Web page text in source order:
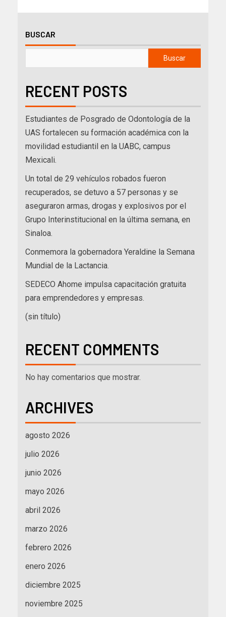
BUSCAR
Buscar
RECENT POSTS
Estudiantes de Posgrado de Odontología de la
UAS fortalecen su formación académica con la
movilidad estudiantil en la UABC, campus
Mexicali.
Un total de 29 vehículos robados fueron
recuperados, se detuvo a 57 personas y se
aseguraron armas, drogas y explosivos por el
Grupo Interinstitucional en la última semana, en
Sinaloa.
Conmemora la gobernadora Yeraldine la Semana
Mundial de la Lactancia.
SEDECO Ahome impulsa capacitación gratuita
para emprendedores y empresas.
(sin título)
RECENT COMMENTS
No hay comentarios que mostrar.
ARCHIVES
agosto 2026
julio 2026
junio 2026
mayo 2026
abril 2026
marzo 2026
febrero 2026
enero 2026
diciembre 2025
noviembre 2025